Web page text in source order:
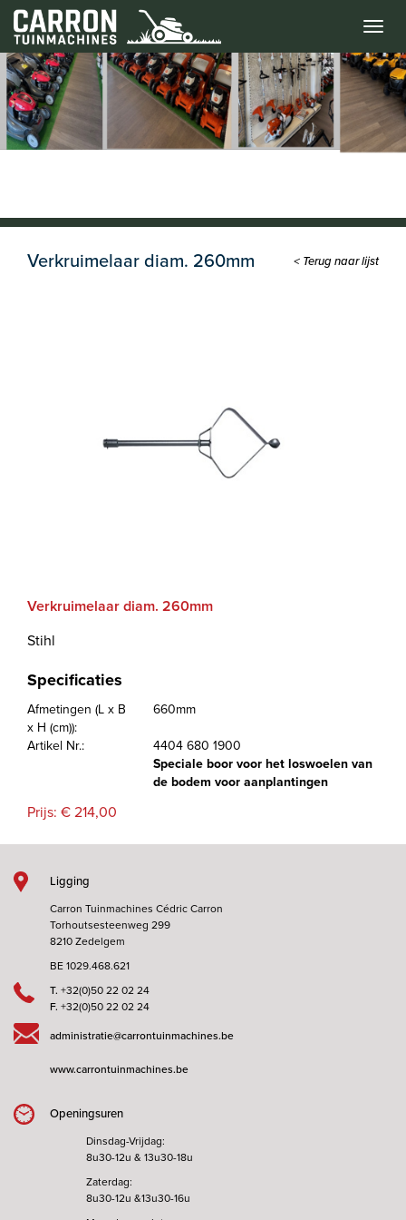
Menu
Verkruimelaar diam. 260mm < Terug naar lijst
Verkruimelaar diam. 260mm
Stihl
Specificaties
Afmetingen (L x B
x H (cm)):
660mm
Artikel Nr.:
4404 680 1900
Speciale boor voor het loswoelen van
de bodem voor aanplantingen
Prijs: € 214,00
Ligging
Carron Tuinmachines Cédric Carron
Torhoutsesteenweg 299
8210 Zedelgem
BE 1029.468.621
T. +32(0)50 22 02 24
F. +32(0)50 22 02 24
administratie@carrontuinmachines.be
www.carrontuinmachines.be
Openingsuren
Dinsdag-Vrijdag:
8u30-12u & 13u30-18u
Zaterdag:
8u30-12u &13u30-16u